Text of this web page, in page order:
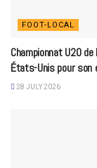
FOOT-LOCAL
Championnat U20
États-Unis pour son
28 JULY 2026